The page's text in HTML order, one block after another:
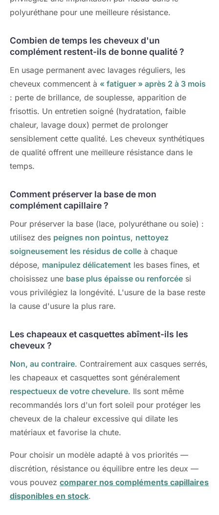
polyuréthane pour une meilleure résistance.
Combien de temps les cheveux d'un
complément restent-ils de bonne qualité ?
En usage permanent avec lavages réguliers, les
cheveux commencent à « fatiguer » après 2 à 3 mois
: perte de brillance, de souplesse, apparition de
frisottis. Un entretien soigné (hydratation, faible
chaleur, lavage doux) permet de prolonger
sensiblement cette qualité. Les cheveux synthétiques
de qualité offrent une meilleure résistance dans le
temps.
Comment préserver la base de mon
complément capillaire ?
Pour préserver la base (lace, polyuréthane ou soie) :
utilisez des peignes non pointus, nettoyez
soigneusement les résidus de colle à chaque
dépose, manipulez délicatement les bases fines, et
choisissez une base plus épaisse ou renforcée si
vous privilégiez la longévité. L'usure de la base reste
la cause d'usure la plus rare.
Les chapeaux et casquettes abîment-ils les
cheveux ?
Non, au contraire. Contrairement aux casques serrés,
les chapeaux et casquettes sont généralement
respectueux de votre chevelure. Ils sont même
recommandés lors d'un fort soleil pour protéger les
cheveux de la chaleur excessive qui dilate les
matériaux et favorise la chute.
Pour choisir un modèle adapté à vos priorités —
discrétion, résistance ou équilibre entre les deux —
vous pouvez comparer nos compléments capillaires
disponibles en stock.